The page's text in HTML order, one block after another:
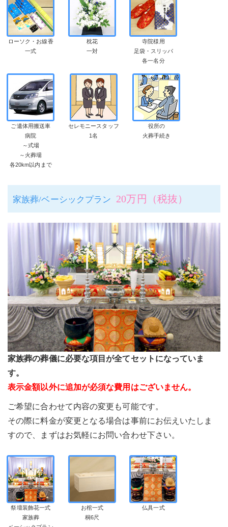
ローソク・お線香
一式
枕花
一対
寺院様用
足袋・スリッパ
各一名分
ご遺体用搬送車
病院
～式場
～火葬場
各20km以内まで
セレモニースタッフ
1名
役所の
火葬手続き
家族葬/ベーシックプラン 20万円（税抜）
家族葬の葬儀に必要な項目が全てセットになっていま
す。
表示金額以外に追加が必須な費用はございません。
ご希望に合わせて内容の変更も可能です。
その際に料金が変更となる場合は事前にお伝えいたしま
すので、まずはお気軽にお問い合わせ下さい。
祭壇装飾花一式
家族葬
お棺一式
桐6尺
仏具一式